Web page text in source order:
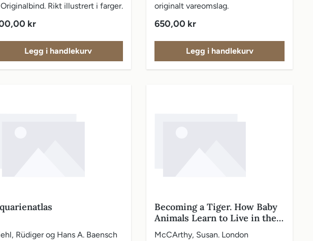
Originalbind. Rikt illustrert i farger.
pris:
kr
Legg i handlekurv
originalt vareomslag.
Vanlig pris:
650,00 kr
Legg i handlekurv
Rüdiger og Hans A. Baensch
Becoming a Tiger. How Baby
Animals Learn to Live in the
Wild
McCArthy, Susan. London